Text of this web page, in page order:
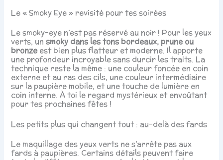
Le « Smoky Eye » revisité pour tes soirées
Le smoky-eye n’est pas réservé au noir ! Pour les yeux
verts, unsmoky dans les tons bordeaux, prune ou
bronzeest bien plus flatteur et moderne. Il apporte
une profondeur incroyable sans durcir les traits. La
technique reste la même : une couleur foncée en coin
externe et au ras des cils, une couleur intermédiaire
sur la paupière mobile, et une touche de lumière en
coin interne. À toi le regard mystérieux et envoûtant
pour tes prochaines fêtes !
Les petits plus qui changent tout : au-delà des fards
Le maquillage des yeux verts ne s’arrête pas aux
fards à paupières. Certains détails peuvent faire